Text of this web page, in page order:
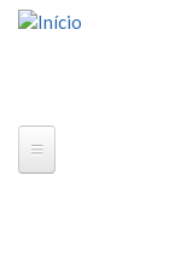
Pular para o